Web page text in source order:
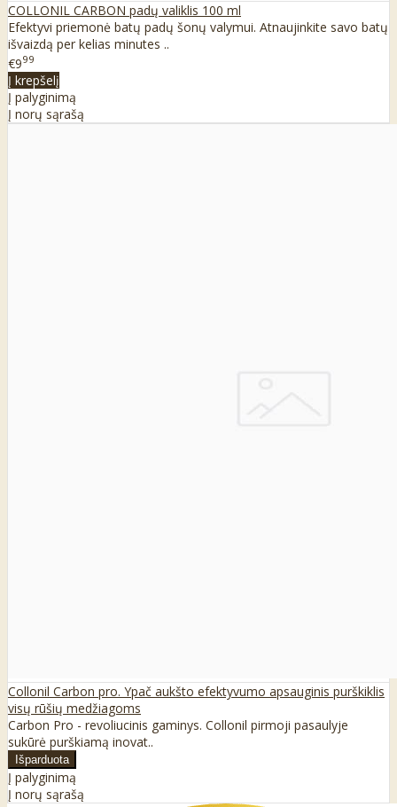
COLLONIL CARBON padų valiklis 100 ml
Efektyvi priemonė batų padų šonų valymui. Atnaujinkite savo batų
išvaizdą per kelias minutes ..
€999
Į krepšelį
Į palyginimą
Į norų sąrašą
Collonil Carbon pro. Ypač aukšto efektyvumo apsauginis purškiklis
visų rūšių medžiagoms
Carbon Pro - revoliucinis gaminys. Collonil pirmoji pasaulyje
sukūrė purškiamą inovat..
Į palyginimą
Į norų sąrašą